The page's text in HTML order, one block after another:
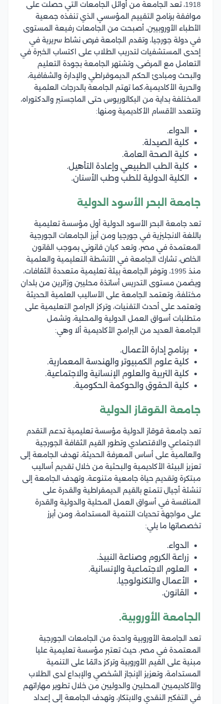
1918، تعد الجامعة من أوائل الجامعات التي حصلت على
موافقة برنامج التقييم المؤسسي الذي تنفذه جمعية
الأطباء الأوروبيين، أصبحت من الجامعات رفيعة المستوى
في دولة جورجيا، وتقدم الجامعة فرص نشاط سريرية في
إحدى المستشفيات لتدريب الطلاب على اكتساب الخبرة في
التعامل مع المرضى، وتشتهر الجامعة بجودة التعليم
والبحث ومبادئ الحكم الديموقراطي والإدارة والشفافية،
والحرية الأكاديمية،كما تهتم الجامعة بالدرجات العلمية
المختلفة بداية من البكالوريوس حتى الماجستير والدكتوراه،
وتتعدد الأقسام الأكاديمية ومنها:
الدواء.
كلية الصيدلة.
كلية الصحة العامة.
كلية الطب الطبيعي وإعادة التأهيل.
الكلية الدولية للطب وطب الأسنان.
جامعة البحر الأسود الدولية
تعد جامعة البحر الأسود الدولية أول مؤسسة تعليمية
باللغة الانجليزية في جورجيا ومن أبرز الجامعات الجورجية
المعتمدة في مصر، وتعد كيان قانوني بموجب القانون
الخاص، تشارك الجامعة في الأنشطة التعليمية والعلمية
منذ 1995، وتوفر الجامعة بيئة تعليمية متعددة الثقافات،
ويضمن مستوى التدريس أساتذة محليين وزائرين من بلدان
مختلفة، وتعتمد الجامعة على الأساليب العلمية الحديثة
وتعتمد على أحدث التقنيات، وتركز البرامج التعليمية على
متطلبات أسواق العمل الدولية والمحلية، وتشمل
الجامعة العديد من البرامج الأكاديمية ألا وهي:
برنامج إدارة الأعمال.
كلية علوم الكمبيوتر والهندسة المعمارية.
كلية التربية والعلوم الإنسانية والاجتماعية.
كلية الحقوق والحوكمة الحكومية.
جامعة القوقاز الدولية
تعد جامعة قوقاز الدولية مؤسسة تعليمية تدعم التقدم
الاجتماعي والاقتصادي وتطور القيم الثقافة الجورجية
والعالمية على أساس المعرفة الحديثة، تهدف الجامعة إلى
تعزيز البيئة الأكاديمية والبحثية من خلال تقديم أساليب
مبتكرة وتقديم حياة جامعية متنوعة، وتهدف الجامعة إلى
تنشئة أجيال تتمتع بالقيم الديمقراطية والقدرة على
المنافسة في أسواق العمل المحلية والدولية والقدرة
على مواجهة تحديات التنمية المستدامة، ومن أبرز
تخصصاتها ما يلي:
الدواء.
زراعة الكروم وصناعة النبيذ.
العلوم الاجتماعية والإنسانية.
الأعمال والتكنولوجيا.
القانون.
الجامعة الأوروبية.
تعد الجامعة الأوروبية واحدة من الجامعات الجورجية
المعتمدة في مصر، حيث تعتبر مؤسسة تعليمية عليا
مبنية على القيم الأوروبية وتركز دائمًا على التنمية
المستدامة، وتعزيز الإنجاز الشخصي والإبداع لدى الطلاب
والأكاديميين المحليين والدوليين من خلال تطوير مهاراتهم
في التفكير النقدي والابتكار، وتهدف الجامعة إلى إعداد